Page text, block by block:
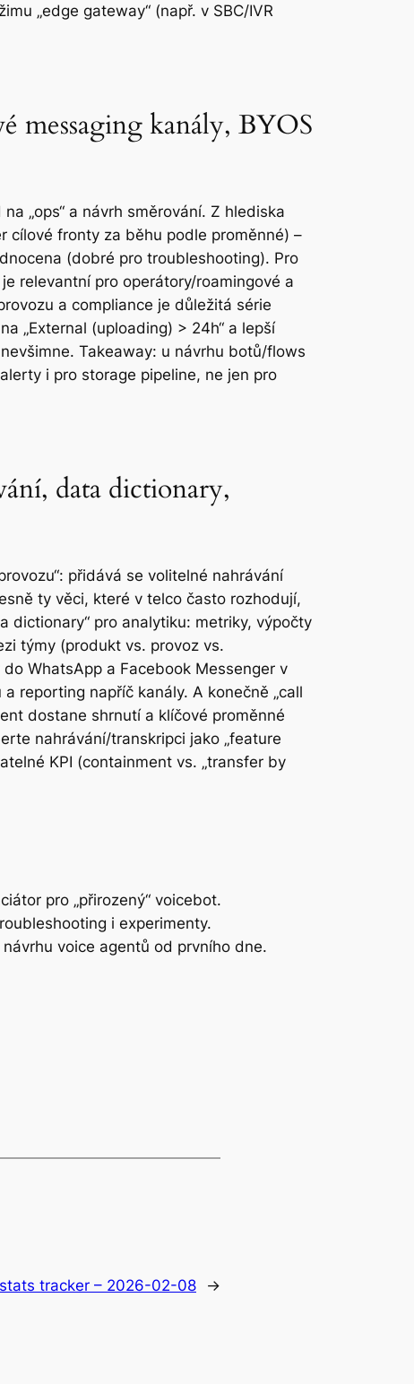
„edge gateway“ (např. v SBC/IVR
messaging kanály, BYOS
„ops“ a návrh směrování. Z hlediska
cílové fronty za běhu podle proměnné) –
(dobré pro troubleshooting). Pro
relevantní pro operátory/roamingové a
a compliance je důležitá série
„External (uploading) > 24h“ a lepší
Takeaway: u návrhu botů/flows
i pro storage pipeline, ne jen pro
data dictionary,
přidává se volitelné nahrávání
ty věci, které v telco často rozhodují,
dictionary“ pro analytiku: metriky, výpočty
týmy (produkt vs. provoz vs.
WhatsApp a Facebook Messenger v
reporting napříč kanály. A konečně „call
dostane shrnutí a klíčové proměnné
nahrávání/transkripci jako „feature
KPI (containment vs. „transfer by
pro „přirozený“ voicebot.
i experimenty.
voice agentů od prvního dne.
tracker – 2026-02-08 →